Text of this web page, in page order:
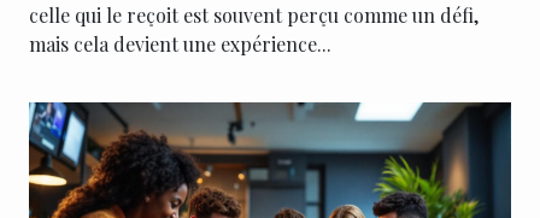
celle qui le reçoit est souvent perçu comme un défi,
mais cela devient une expérience...